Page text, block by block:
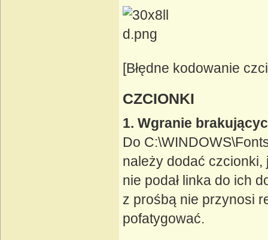
[Błędne kodowanie
CZCIONKI
1. Wgranie
Do
należy dodać czcionki,
nie podał linka do ich
z prośbą nie przynosi
pofatygować.